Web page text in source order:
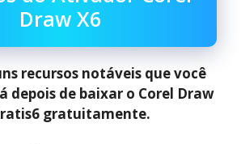
Draw X6
recursos notáveis que você
depois de baixar o Corel Draw
gratuitamente.